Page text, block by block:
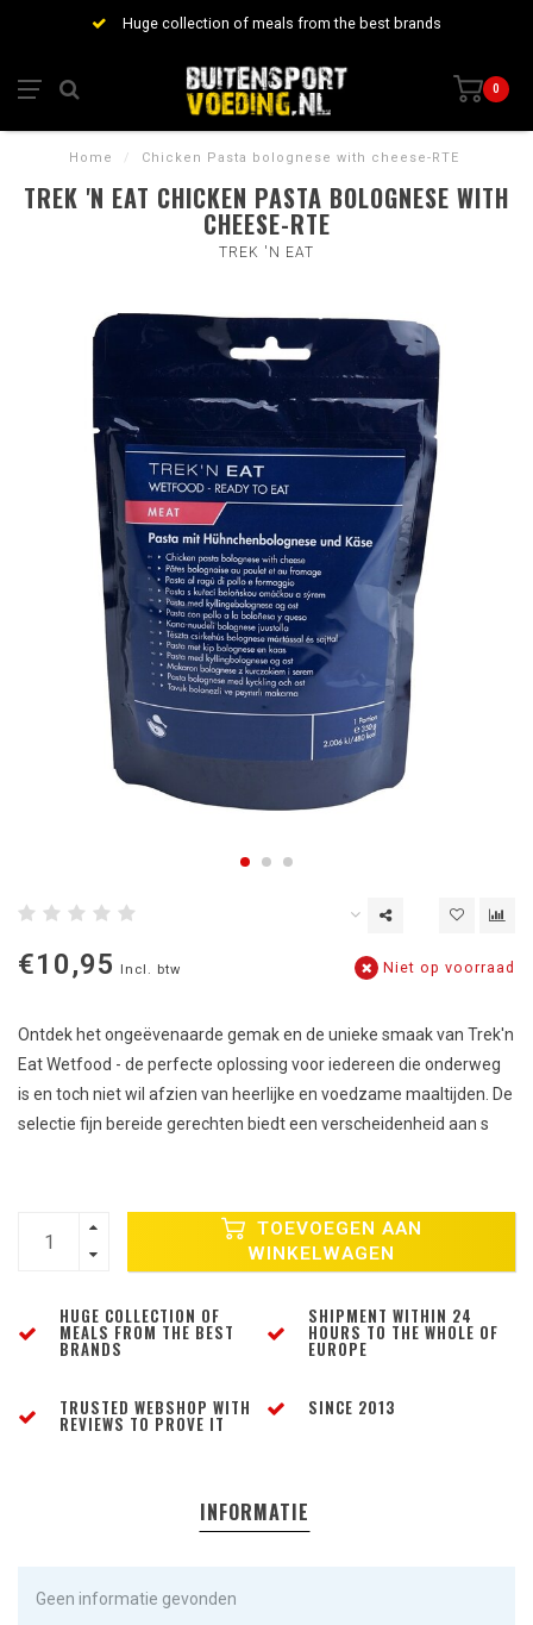
Huge collection of meals from the best brands
0
Home / Chicken Pasta bolognese with cheese-RTE
TREK 'N EAT CHICKEN PASTA BOLOGNESE WITH
CHEESE-RTE
TREK 'N EAT
€10,95 Incl. btw Niet op voorraad
Ontdek het ongeëvenaarde gemak en de unieke smaak van Trek'n
Eat Wetfood - de perfecte oplossing voor iedereen die onderweg
is en toch niet wil afzien van heerlijke en voedzame maaltijden. De
selectie fijn bereide gerechten biedt een verscheidenheid aan s
TOEVOEGEN AAN
WINKELWAGEN
HUGE COLLECTION OF
MEALS FROM THE BEST
BRANDS
SHIPMENT WITHIN 24
HOURS TO THE WHOLE OF
EUROPE
TRUSTED WEBSHOP WITH
REVIEWS TO PROVE IT
SINCE 2013
INFORMATIE
Geen informatie gevonden